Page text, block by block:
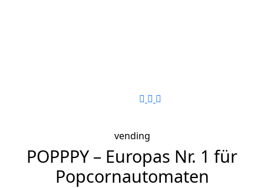
vending
POPPPY – Europas Nr. 1 für
Popcornautomaten